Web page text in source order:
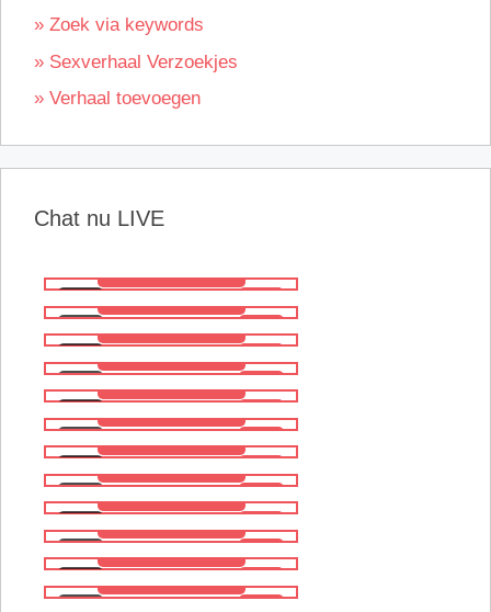
» Zoek via keywords
» Sexverhaal Verzoekjes
» Verhaal toevoegen
Chat nu LIVE